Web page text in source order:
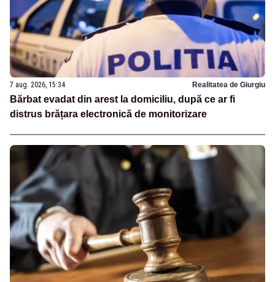
7 aug. 2026, 15:34 Realitatea de Giurgiu
Bărbat evadat din arest la domiciliu, după ce ar fi
distrus brățara electronică de monitorizare